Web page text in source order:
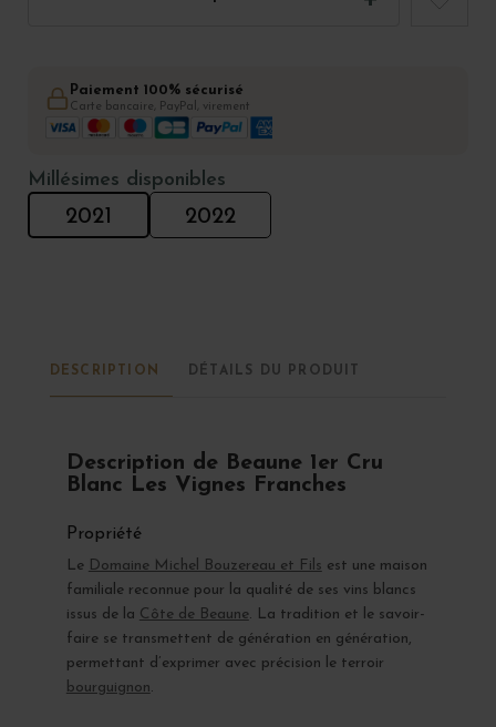
Paiement 100% sécurisé
Carte bancaire, PayPal, virement
Millésimes disponibles
2021 2022
DESCRIPTION DÉTAILS DU PRODUIT
Description de Beaune 1er Cru
Blanc Les Vignes Franches
Propriété
Le Domaine Michel Bouzereau et Fils est une maison
familiale reconnue pour la qualité de ses vins blancs
issus de la Côte de Beaune. La tradition et le savoir-
faire se transmettent de génération en génération,
permettant d’exprimer avec précision le terroir
bourguignon.